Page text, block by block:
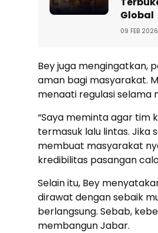
Global
09 FEB 2026
Bey juga mengingatkan,
aman bagi masyarakat.
menaati regulasi selama
“Saya meminta agar tim
termasuk lalu lintas. Jika
membuat masyarakat
kredibilitas pasangan
Selain itu, Bey
dirawat dengan sebaik
berlangsung. Sebab,
membangun Jabar.